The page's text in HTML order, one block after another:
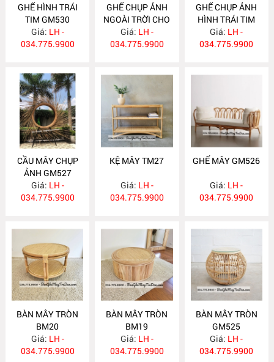
GHẾ HÌNH TRÁI
TIM GM530
Giá: LH -
034.775.9900
GHẾ CHỤP ẢNH
NGOÀI TRỜI CHO
RESOT GM529
Giá: LH -
034.775.9900
GHẾ CHỤP ẢNH
HÌNH TRÁI TIM
GM528
Giá: LH -
034.775.9900
CẦU MÂY CHỤP
ẢNH GM527
Giá: LH -
034.775.9900
KỆ MÂY TM27
Giá: LH -
034.775.9900
GHẾ MÂY GM526
Giá: LH -
034.775.9900
BÀN MÂY TRÒN
BM20
Giá: LH -
034.775.9900
BÀN MÂY TRÒN
BM19
Giá: LH -
034.775.9900
BÀN MÂY TRÒN
GM525
Giá: LH -
034.775.9900